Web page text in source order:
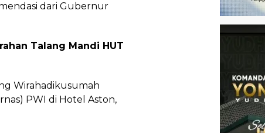
dari Gubernur
Talang Mandi HUT
Wirahadikusumah
PWI di Hotel Aston,